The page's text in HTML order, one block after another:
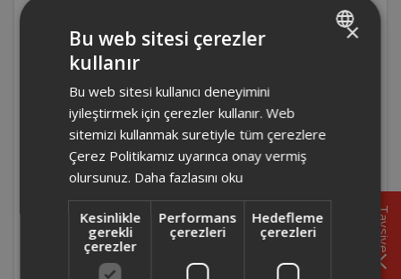
Tost Makinesi Parti ızgara modunda
pişirme alanı nasıl genişletilir?
AR2094 - Arzum Tostçu Delux Izgara ve
Tost Makinesi Tek taraflı ızgarada üst
kapak nasıl konumlandırılır?
Tost Makinesi Çift taraflı ızgarada
yiyecekler çevrilmeli midir?
Tavsiye
×
Bu web sitesi çerezler
kullanır
Bu web sitesi kullanıcı deneyimini
iyileştirmek için çerezler kullanır. Web
sitemizi kullanmak suretiyle tüm çerezlere
Çerez Politikamız uyarınca onay vermiş
olursunuz. Daha fazlasını oku
Kesinlikle
gerekli
çerezler
Performans
çerezleri
Hedefleme
çerezleri